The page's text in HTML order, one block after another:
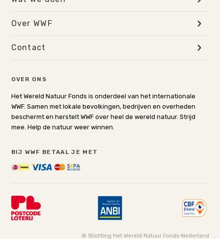
OVER ONS
Het Wereld Natuur Fonds is onderdeel van het internationale
WWF. Samen met lokale bevolkingen, bedrijven en overheden
beschermt en herstelt WWF over heel de wereld natuur. Strijd
mee. Help de natuur weer winnen.
BIJ WWF BETAAL JE MET
Over WWF
Contact
© Stichting Het Wereld Natuur Fonds-Nederland